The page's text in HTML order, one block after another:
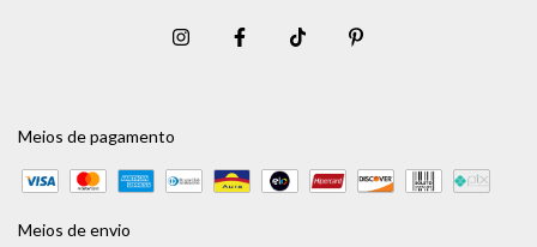
Meios de pagamento
Meios de envio